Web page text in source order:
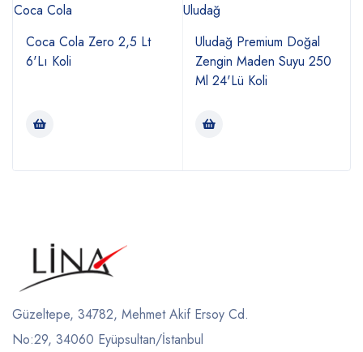
Coca Cola
Coca Cola Zero 2,5 Lt
6'Lı Koli
Uludağ
Uludağ Premium Doğal
Zengin Maden Suyu 250
Ml 24'Lü Koli
Güzeltepe, 34782, Mehmet Akif Ersoy Cd.
No:29, 34060 Eyüpsultan/İstanbul